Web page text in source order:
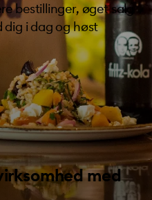
bestillinger, øget salg
dig i dag og høst
med